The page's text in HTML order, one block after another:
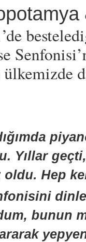
ülkemizde
Yıllar
Hep
bunun